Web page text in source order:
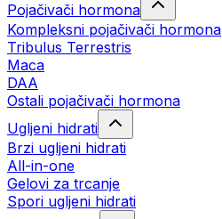
Pojačivači hormona
Kompleksni pojačivači hormona
Tribulus Terrestris
Maca
DAA
Ostali pojačivači hormona
Ugljeni hidrati
Brzi ugljeni hidrati
All-in-one
Gelovi za trcanje
Spori ugljeni hidrati